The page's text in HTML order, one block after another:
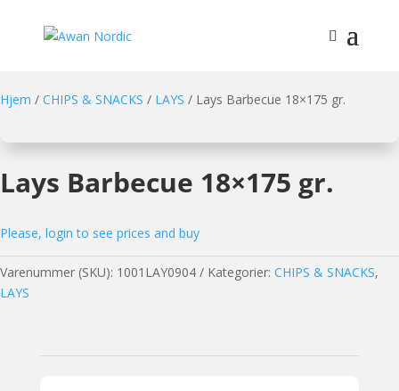
Hjem / CHIPS & SNACKS / LAYS / Lays Barbecue 18×175 gr.
Lays Barbecue 18×175 gr.
Please, login to see prices and buy
Varenummer (SKU): 1001LAY0904 Kategorier: CHIPS & SNACKS,
LAYS